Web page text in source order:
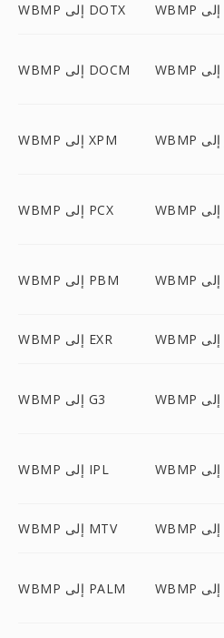
WBMP إلى DOTX
WBMP إلى DOCM
WBMP إلى XPM
WBMP إلى PCX
WBMP إلى PBM
WBMP إلى EXR
WBMP إلى G3
WBMP إلى IPL
WBMP إلى MTV
WBMP إلى PALM